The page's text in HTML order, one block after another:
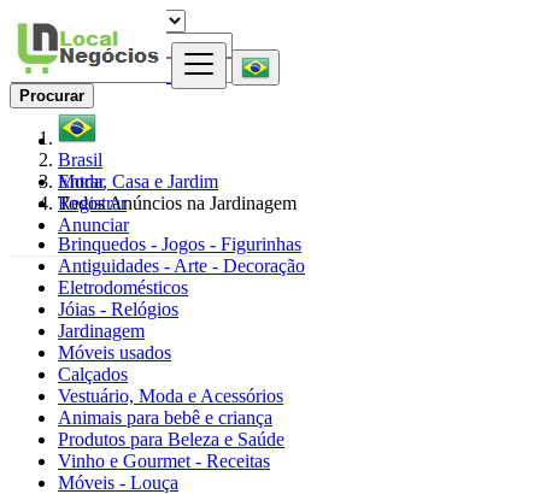
Entrar
Registrar
Anunciar
Procurar
Brasil
Moda, Casa e Jardim
Todos Anúncios na Jardinagem
Brinquedos - Jogos - Figurinhas
Antiguidades - Arte - Decoração
Eletrodomésticos
Jóias - Relógios
Jardinagem
Móveis usados
Calçados
Vestuário, Moda e Acessórios
Animais para bebê e criança
Produtos para Beleza e Saúde
Vinho e Gourmet - Receitas
Móveis - Louça